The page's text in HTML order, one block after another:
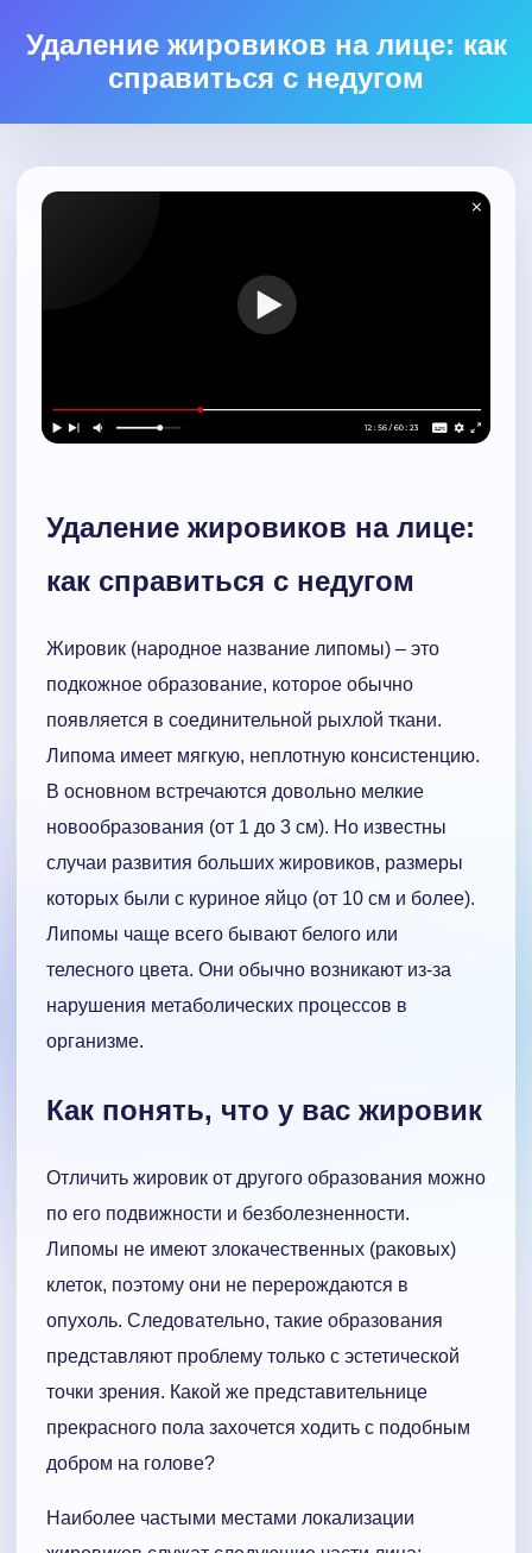
Удаление жировиков на лице: как
справиться с недугом
Удаление жировиков на лице:
как справиться с недугом
Жировик (народное название липомы) – это
подкожное образование, которое обычно
появляется в соединительной рыхлой ткани.
Липома имеет мягкую, неплотную консистенцию.
В основном встречаются довольно мелкие
новообразования (от 1 до 3 см). Но известны
случаи развития больших жировиков, размеры
которых были с куриное яйцо (от 10 см и более).
Липомы чаще всего бывают белого или
телесного цвета. Они обычно возникают из-за
нарушения метаболических процессов в
организме.
Как понять, что у вас жировик
Отличить жировик от другого образования можно
по его подвижности и безболезненности.
Липомы не имеют злокачественных (раковых)
клеток, поэтому они не перерождаются в
опухоль. Следовательно, такие образования
представляют проблему только с эстетической
точки зрения. Какой же представительнице
прекрасного пола захочется ходить с подобным
добром на голове?
Наиболее частыми местами локализации